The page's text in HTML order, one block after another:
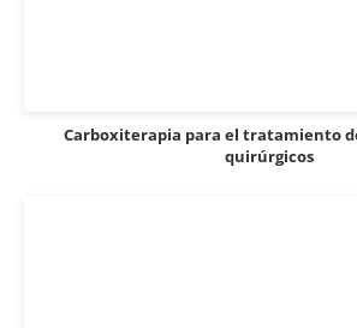
Carboxiterapia para el tratamiento
quirúrgicos